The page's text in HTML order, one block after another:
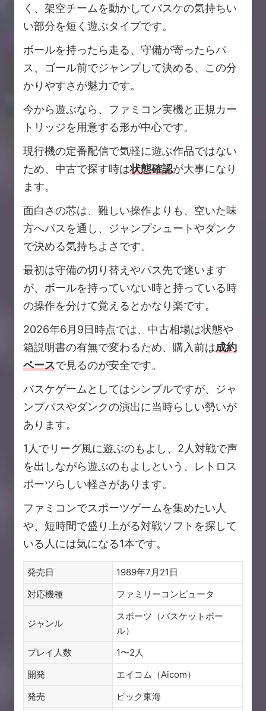
く、架空チームを動かしてバスケの気持ちい
い部分を短く遊ぶタイプです。
ボールを持ったら走る、守備が寄ったらパ
ス、ゴール前でジャンプして決める、この分
かりやすさが魅力です。
今から遊ぶなら、ファミコン実機と正規カー
トリッジを用意する形が中心です。
現行機の定番配信で気軽に遊ぶ作品ではない
ため、中古で探す時は状態確認が大事になり
ます。
面白さの芯は、難しい操作よりも、空いた味
方へパスを通し、ジャンプシュートやダンク
で決める気持ちよさです。
最初は守備の切り替えやパス先で迷います
が、ボールを持っていない時と持っている時
の操作を分けて覚えるとかなり楽です。
2026年6月9日時点では、中古相場は状態や
箱説明書の有無で変わるため、購入前は成約
ベースで見るのが安全です。
バスケゲームとしてはシンプルですが、ジャ
ンプパスやダンクの演出に当時らしい勢いが
あります。
1人でリーグ風に遊ぶのもよし、2人対戦で声
を出しながら遊ぶのもよしという、レトロス
ポーツらしい軽さがあります。
ファミコンでスポーツゲームを集めたい人
や、短時間で盛り上がる対戦ソフトを探して
いる人には気になる1本です。
発売日
1989年7月21日
対応機種
ファミリーコンピュータ
ジャンル
スポーツ（バスケットボー
ル）
プレイ人数
1〜2人
開発
エイコム（Aicom）
発売
ビック東海